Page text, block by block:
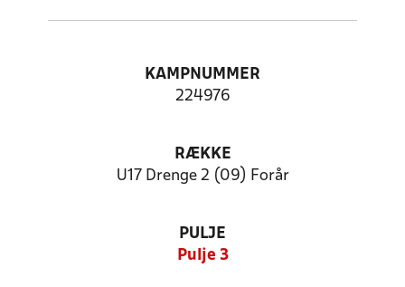
KAMPNUMMER
224976
RÆKKE
U17 Drenge 2 (09) Forår
PULJE
Pulje 3